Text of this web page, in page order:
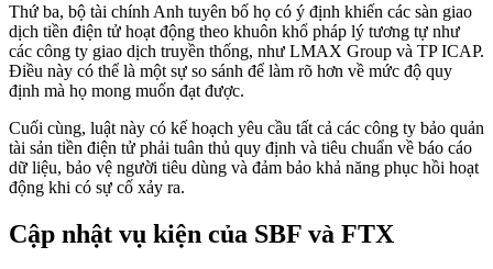
Thứ ba, bộ tài chính Anh tuyên bố họ có ý định khiến các sàn giao
dịch tiền điện tử hoạt động theo khuôn khổ pháp lý tương tự như
các công ty giao dịch truyền thống, như LMAX Group và TP ICAP.
Điều này có thể là một sự so sánh để làm rõ hơn về mức độ quy
định mà họ mong muốn đạt được.
Cuối cùng, luật này có kế hoạch yêu cầu tất cả các công ty bảo quản
tài sản tiền điện tử phải tuân thủ quy định và tiêu chuẩn về báo cáo
dữ liệu, bảo vệ người tiêu dùng và đảm bảo khả năng phục hồi hoạt
động khi có sự cố xảy ra.
Cập nhật vụ kiện của SBF và FTX